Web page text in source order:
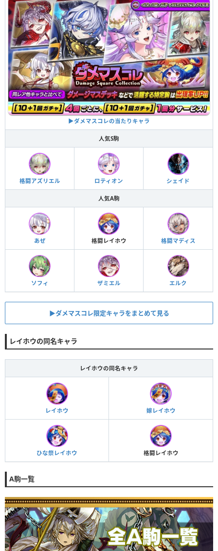
▶︎ダメマスコレの当たりキャラ
人気S駒
格闘アズリエル ロティオン シェイド
人気A駒
あぜ 格闘レイホウ 格闘マディス
ソフィ ザミエル エルク
▶︎ダメマスコレ限定キャラをまとめて見る
レイホウの同名キャラ
レイホウの同名キャラ
レイホウ 嫁レイホウ
ひな祭レイホウ 格闘レイホウ
A駒一覧